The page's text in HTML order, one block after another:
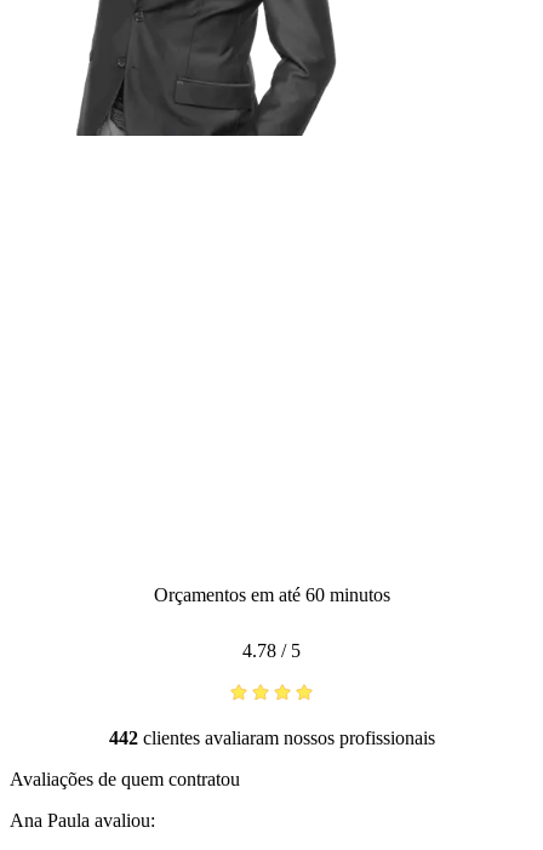
Orçamentos em até 60 minutos
4.78 / 5
442clientes avaliaram nossos profissionais
Avaliações de quem contratou
Ana Paula avaliou: